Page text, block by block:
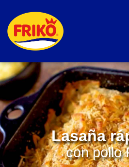
Lasaña
con pollo